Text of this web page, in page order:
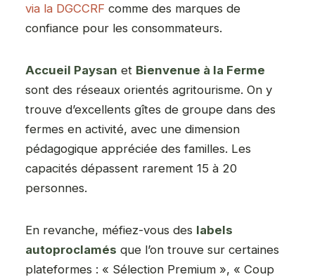
via la DGCCRF comme des marques de
confiance pour les consommateurs.
Accueil Paysan et Bienvenue à la Ferme
sont des réseaux orientés agritourisme. On y
trouve d’excellents gîtes de groupe dans des
fermes en activité, avec une dimension
pédagogique appréciée des familles. Les
capacités dépassent rarement 15 à 20
personnes.
En revanche, méfiez-vous des labels
autoproclamés que l’on trouve sur certaines
plateformes : « Sélection Premium », « Coup